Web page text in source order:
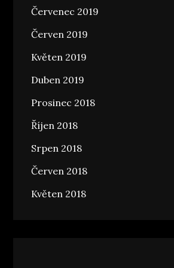
Červenec 2019
Červen 2019
Květen 2019
Duben 2019
Prosinec 2018
Říjen 2018
Srpen 2018
Červen 2018
Květen 2018